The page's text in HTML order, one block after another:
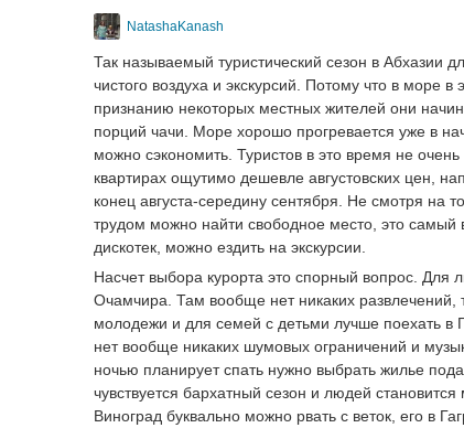
NatashaKanash
Так называемый туристический сезон в
чистого воздуха и экскурсий. Потому что в море
признанию некоторых местных жителей они
порций чачи. Море хорошо прогревается уже в
можно сэкономить. Туристов в это время не
квартирах ощутимо дешевле августовских цен,
конец августа-середину сентября. Не смотря на
трудом можно найти свободное место, это
дискотек, можно ездить на экскурсии.
Насчет выбора курорта это спорный вопрос. Для
Очамчира. Там вообще нет никаких
молодежи и для семей с детьми лучше поехать в
нет вообще никаких шумовых ограничений и
ночью планирует спать нужно выбрать жилье
чувствуется бархатный сезон и людей
Виноград буквально можно рвать с веток, его в